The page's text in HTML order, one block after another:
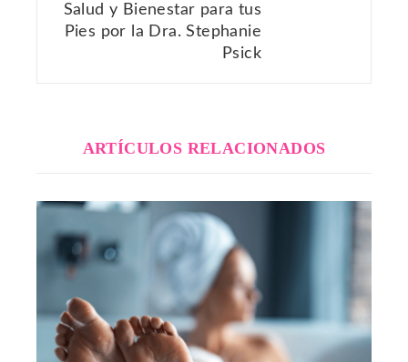
Salud y Bienestar para tus
Pies por la Dra. Stephanie
Psick
ARTÍCULOS RELACIONADOS